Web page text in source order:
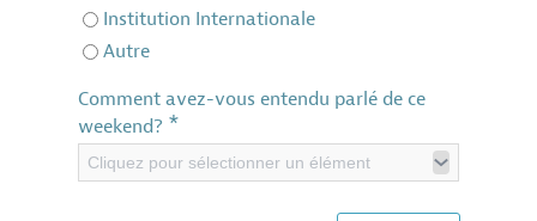
Institution Internationale
Autre
Comment avez-vous entendu parlé de ce
weekend? *
Cliquez pour sélectionner un élément